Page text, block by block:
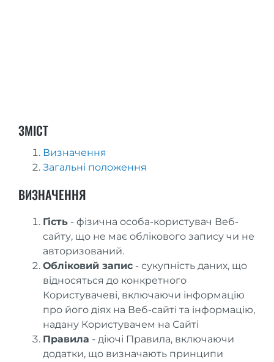
ЗМІСТ
Визначення
Загальні положення
ВИЗНАЧЕННЯ
Гість - фізична особа-користувач Веб-
сайту, що не має облікового запису чи не
авторизований.
Обліковий запис - сукупність даних, що
відносяться до конкретного
Користувачеві, включаючи інформацію
про його діях на Веб-сайті та інформацію,
надану Користувачем на Сайті
Правила - діючі Правила, включаючи
додатки, що визначають принципи